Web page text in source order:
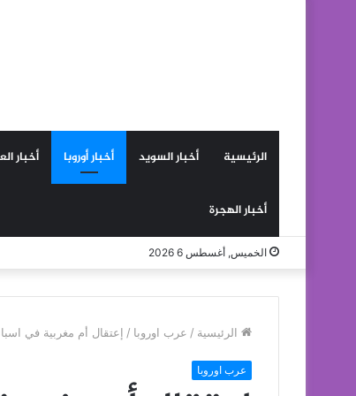
الرئيسية أخبار السويد أخبار أوروبا أخبار
أخبار الهجرة
الخميس, أغسطس 6 2026
الرئيسية / عرب اوروبا / إعتقال أم مغربية في
عرب اوروبا